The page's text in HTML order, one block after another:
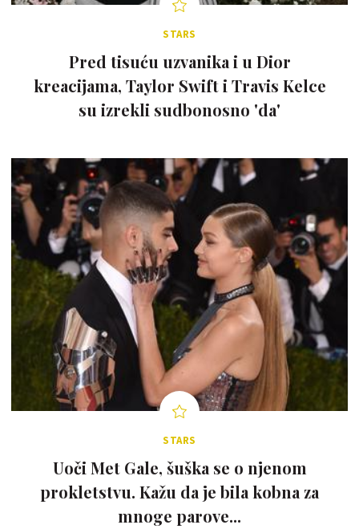
STARS
Pred tisuću uzvanika i u Dior
kreacijama, Taylor Swift i Travis Kelce
su izrekli sudbonosno 'da'
STARS
Uoči Met Gale, šuška se o njenom
prokletstvu. Kažu da je bila kobna za
mnoge parove...